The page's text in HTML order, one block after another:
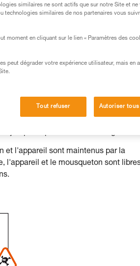
spécifique. Validez avec
sécurité, avant de la
peut en exister d’autres que
principaux
de circuler autour du mousqueton :
jusqu'à rupture dans les cas graves.
et l'appareil sont maintenus par la
l'appareil et le mousqueton sont
similaires ne sont actifs que sur notre Site et ne
technologies similaires de nos partenaires vous
moment en cliquant sur le lien « Paramètres des
peut dégrader votre expérience utilisateur, mais en
Tout refuser Autoriser